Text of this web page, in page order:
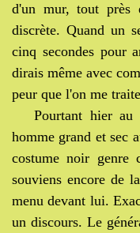
d'un mur, tout près
discrète. Quand un
cinq secondes pour
dirais même avec
peur que l'on me
Pourtant hier au
homme grand et sec
costume noir genre
souviens encore de
menu devant lui.
un discours. Le